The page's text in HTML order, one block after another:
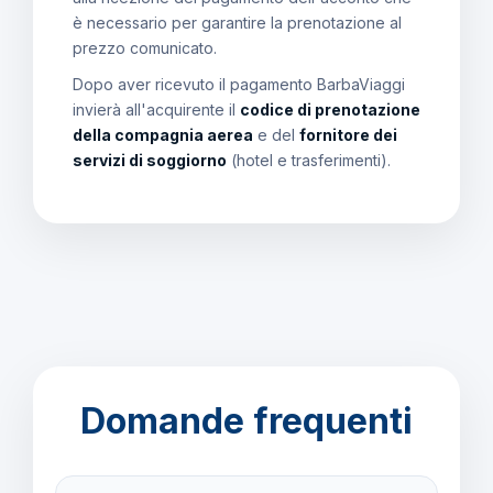
è necessario per garantire la prenotazione al
prezzo comunicato.
Dopo aver ricevuto il pagamento BarbaViaggi
invierà all'acquirente il codice di prenotazione
della compagnia aerea e del fornitore dei
servizi di soggiorno (hotel e trasferimenti).
Domande frequenti